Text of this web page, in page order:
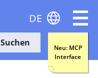
Suchen
Neu: MCP
Interface
DE